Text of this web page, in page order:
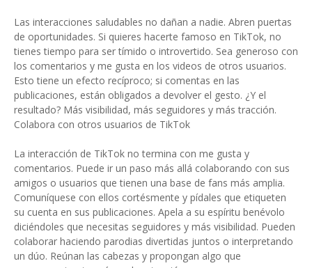
Las interacciones saludables no dañan a nadie. Abren puertas
de oportunidades. Si quieres hacerte famoso en TikTok, no
tienes tiempo para ser tímido o introvertido. Sea generoso con
los comentarios y me gusta en los videos de otros usuarios.
Esto tiene un efecto recíproco; si comentas en las
publicaciones, están obligados a devolver el gesto. ¿Y el
resultado? Más visibilidad, más seguidores y más tracción.
Colabora con otros usuarios de TikTok
La interacción de TikTok no termina con me gusta y
comentarios. Puede ir un paso más allá colaborando con sus
amigos o usuarios que tienen una base de fans más amplia.
Comuníquese con ellos cortésmente y pídales que etiqueten
su cuenta en sus publicaciones. Apela a su espíritu benévolo
diciéndoles que necesitas seguidores y más visibilidad. Pueden
colaborar haciendo parodias divertidas juntos o interpretando
un dúo. Reúnan las cabezas y propongan algo que